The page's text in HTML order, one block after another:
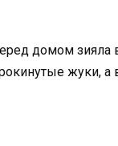
домом зияла
жуки, а